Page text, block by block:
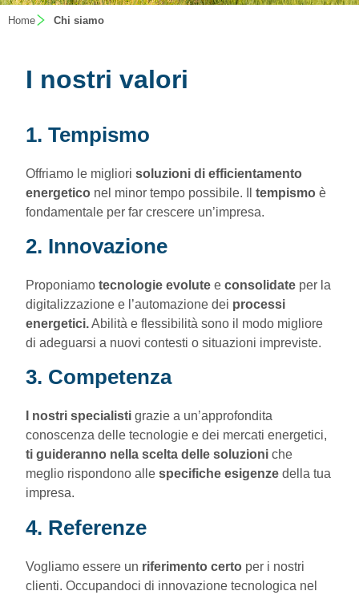
Home Chi siamo
I nostri valori
1. Tempismo
Offriamo le migliorisoluzioni di efficientamento
energetico nel minor tempo possibile. Iltempismo è
fondamentale per far crescere un’impresa.
2. Innovazione
Proponiamotecnologie evolute econsolidate per la
digitalizzazione e l’automazione dei processi
energetici.Abilità e flessibilità sono il modo migliore
di adeguarsi a nuovi contesti o situazioni impreviste.
3. Competenza
I nostri specialisti grazie a un’approfondita
conoscenza delle tecnologie e dei mercati energetici,
ti guideranno nella scelta delle soluzioni che
meglio rispondono alle specifiche esigenze della tua
impresa.
4. Referenze
Vogliamo essere un riferimento certo per i nostri
clienti. Occupandoci di innovazione tecnologica nel